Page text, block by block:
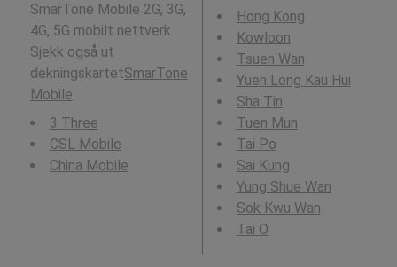
SmarTone Mobile 2G, 3G,
4G, 5G mobilt nettverk.
Sjekk også ut
dekningskartetSmarTone
Mobile
3 Three
CSL Mobile
China Mobile
Hong Kong
Kowloon
Tsuen Wan
Yuen Long Kau Hui
Sha Tin
Tuen Mun
Tai Po
Sai Kung
Yung Shue Wan
Sok Kwu Wan
Tai O